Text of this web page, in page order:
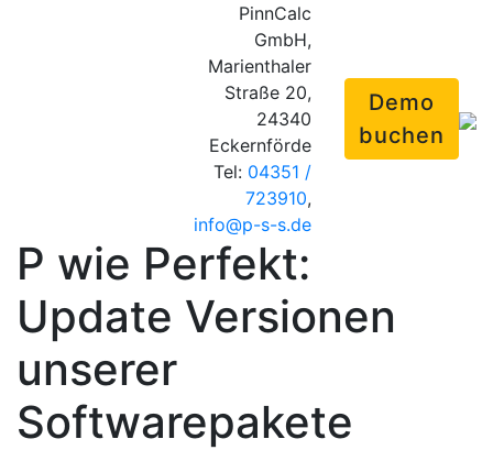
PinnCalc
GmbH,
Marienthaler
Straße 20,
24340
Eckernförde
Tel: 04351 /
723910,
info@p-s-s.de
Demo
buchen
P wie Perfekt:
Update Versionen
unserer
Softwarepakete